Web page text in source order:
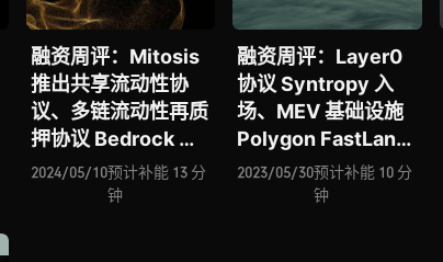
融资周评：Mitosis
推出共享流动性协
议、多链流动性再质
押协议 Bedrock 入
场、Kiosk 基于
Farcaster 协议推出
2024/05/10预计补能 13 分
钟
融资周评：Layer0
协议 Syntropy 入
场、MEV 基础设施
Polygon FastLane
推出、Narwhal
Finance 进击合成资
2023/05/30预计补能 10 分
钟